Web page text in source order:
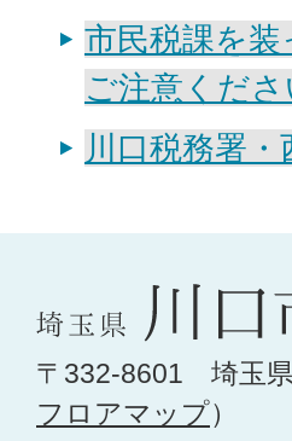
市民税課を
ご注意くださ
川口税務署
〒332-8601 埼玉
フロアマップ）